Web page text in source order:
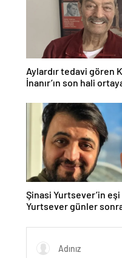
Aylardır tedavi gören
İnanır’ın son hali
Şinasi Yurtsever’in
Yurtsever günler